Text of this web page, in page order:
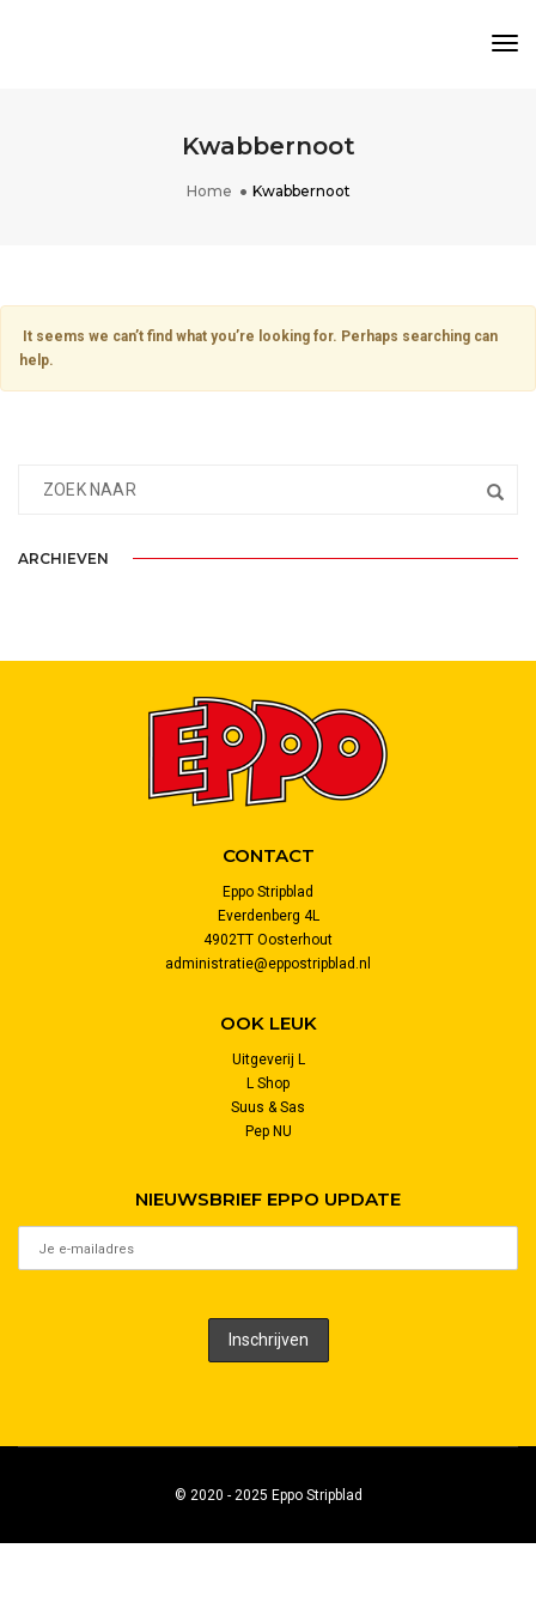
Kwabbernoot
Home Kwabbernoot
It seems we can’t find what you’re looking for. Perhaps searching can
help.
ARCHIEVEN
CONTACT
Eppo Stripblad
Everdenberg 4L
4902TT Oosterhout
administratie@eppostripblad.nl
OOK LEUK
Uitgeverij L
L Shop
Suus & Sas
Pep NU
NIEUWSBRIEF EPPO UPDATE
© 2020 - 2025 Eppo Stripblad